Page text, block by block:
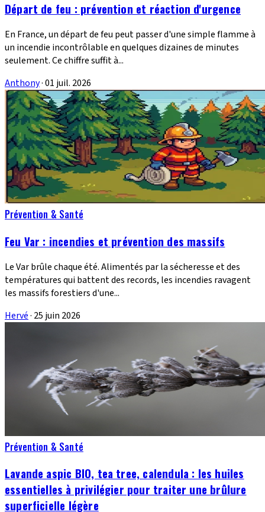
Départ de feu : prévention et réaction d'urgence
En France, un départ de feu peut passer d'une simple flamme à
un incendie incontrôlable en quelques dizaines de minutes
seulement. Ce chiffre suffit à...
Anthony·01 juil. 2026
Prévention & Santé
Feu Var : incendies et prévention des massifs
Le Var brûle chaque été. Alimentés par la sécheresse et des
températures qui battent des records, les incendies ravagent
les massifs forestiers d'une...
Hervé· 25 juin 2026
Prévention & Santé
Lavande aspic BIO, tea tree, calendula : les huiles
essentielles à privilégier pour traiter une brûlure
superficielle légère